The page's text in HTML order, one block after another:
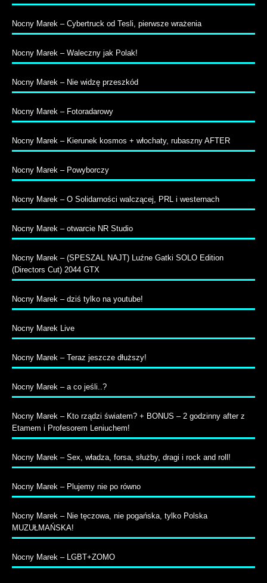
Nocny Marek – Cybertruck od Tesli, pierwsze wrażenia
Nocny Marek – Waleczny jak Polak!
Nocny Marek – Nie widzę przeszkód
Nocny Marek – Fotoradarowy
Nocny Marek – Kierunek kosmos + włochaty, rubaszny AFTER
Nocny Marek – Powyborczy
Nocny Marek – O Solidarności walczącej, PRL i westernach
Nocny Marek – otwarcie NR Studio
Nocny Marek – (SPESZAL NAJT) Luźne Gatki SOLO Edition
(Directors Cut) 2044 GTX
Nocny Marek – dziś tylko na youtube!
Nocny Marek Live
Nocny Marek – Teraz jeszcze dłuższy!
Nocny Marek – a co jeśli..?
Nocny Marek – Kto rządzi światem? + BONUS – 2 godzinny after z
Etamem i Profesorem Leniuchem!
Nocny Marek – Sex, władza, forsa, służby, dragi i rock and roll!
Nocny Marek – Plujemy nie po równo
Nocny Marek – Nie tęczowa, nie pogańska, tylko Polska
MUZUŁMAŃSKA!
Nocny Marek – LGBT+ZOMO